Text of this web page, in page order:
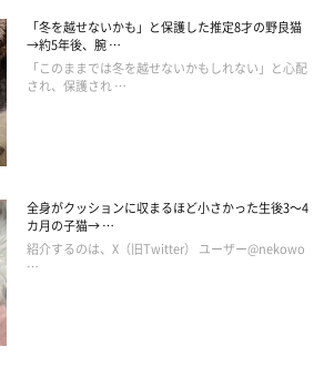
「冬を越せないかも」と保護した推定8才の野良猫
→約5年後、腕 …
「このままでは冬を越せないかもしれない」と心配
され、保護され …
全身がクッションに収まるほど小さかった生後3～4
カ月の子猫→ …
紹介するのは、X（旧Twitter） ユーザー@nekowo
…